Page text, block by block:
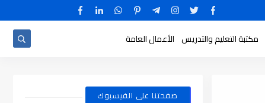
مكتبة التعليم والتدريس الأعمال العامة
صفحتنا على الفيسبوك